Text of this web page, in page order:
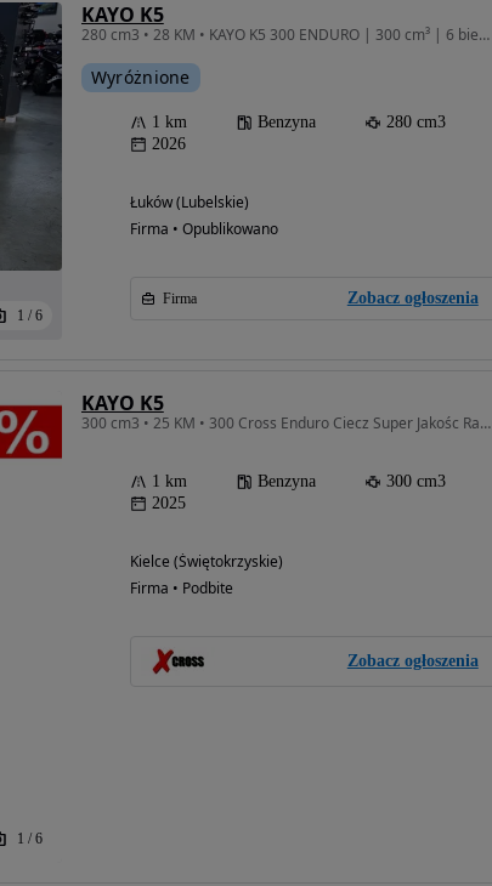
1 / 6
KAYO K5
280 cm3 • 28 KM • KAYO K5 300 ENDURO | 300 cm³ | 6 biegów | Chłodzony cieczą |MODEL 2026
Wyróżnione
1 km Benzyna
280 cm3
2026
Łuków (Lubelskie)
Firma • Opublikowano
Firma Zobacz ogłoszenia
1 / 6
KAYO K5
300 cm3 • 25 KM • 300 Cross Enduro Ciecz Super Jakośc Raty Dostawa
1 km Benzyna
300 cm3
2025
Kielce (Świętokrzyskie)
Firma • Podbite
Zobacz ogłoszenia